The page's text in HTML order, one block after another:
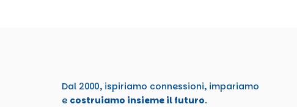
Dal 2000, ispiriamo connessioni, impariamo
e costruiamo insieme il futuro.